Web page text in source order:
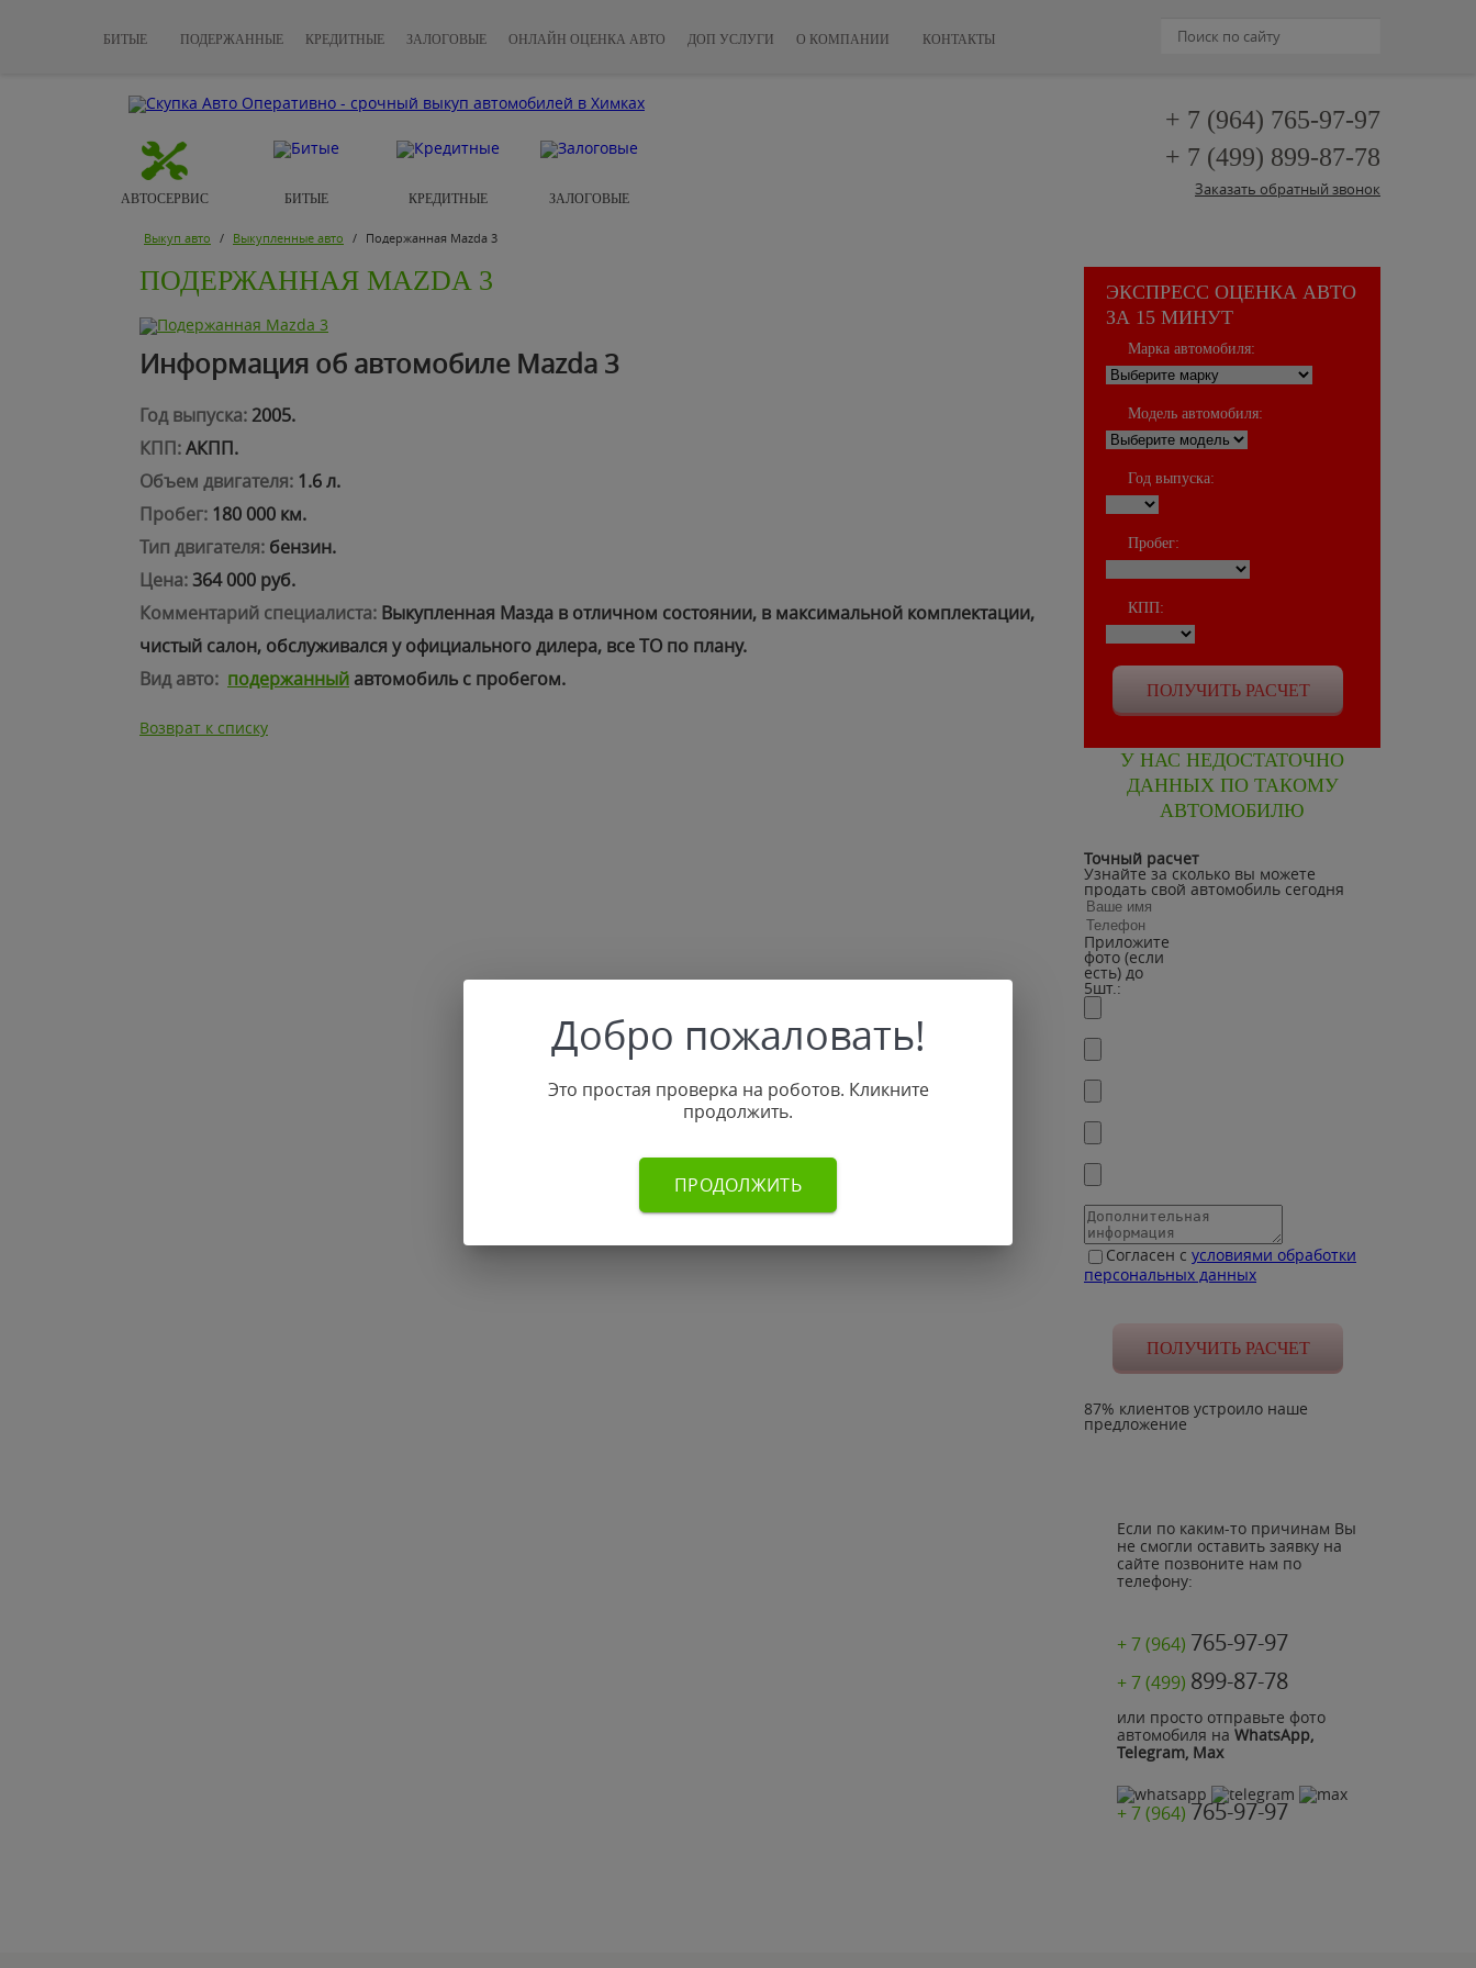
БИТЫЕ ПОДЕРЖАННЫЕ КРЕДИТНЫЕ ЗАЛОГОВЫЕ ОНЛАЙН ОЦЕНКА АВТО ДОП УСЛУГИ О КОМПАНИИ КОНТАКТЫ
+ 7 (964) 765-97-97
+ 7 (499) 899-87-78
Заказать обратный звонок
АВТОСЕРВИС БИТЫЕ КРЕДИТНЫЕ ЗАЛОГОВЫЕ
Выкуп авто / Выкупленные авто / Подержанная Mazda 3
ЭКСПРЕСС ОЦЕНКА АВТО
ЗА 15 МИНУТ
Марка автомобиля:
Модель автомобиля:
Год выпуска:
Пробег:
КПП:
У НАС НЕДОСТАТОЧНО
ДАННЫХ ПО ТАКОМУ
АВТОМОБИЛЮ
Точный расчет
Узнайте за сколько вы можете
продать свой автомобиль сегодня
Приложите
фото (если
есть) до
5шт.:
Согласен с условиями обработки
персональных данных
87% клиентов устроило наше
предложение
Если по каким-то причинам Вы
не смогли оставить заявку на
сайте позвоните нам по
телефону:
+ 7 (964) 765-97-97
+ 7 (499) 899-87-78
или просто отправьте фото
автомобиля на WhatsApp,
Telegram, Max
+ 7 (964) 765-97-97
ПОДЕРЖАННАЯ MAZDA 3
Информация об автомобиле Mazda 3
Год выпуска: 2005.
КПП:АКПП.
Объем двигателя: 1.6 л.
Пробег: 180 000 км.
Тип двигателя: бензин.
Цена:364 000 руб.
Комментарий специалиста: Выкупленная Мазда в отличном состоянии, в максимальной комплектации,
чистый салон, обслуживался у официального дилера, все ТО по плану.
Вид авто: подержанный автомобиль с пробегом.
Возврат к списку
Добро пожаловать!
Это простая проверка на роботов. Кликните
продолжить.
ПРОДОЛЖИТЬ